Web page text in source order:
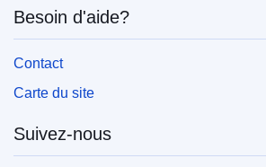
Besoin d'aide?
Contact
Carte du site
Suivez-nous